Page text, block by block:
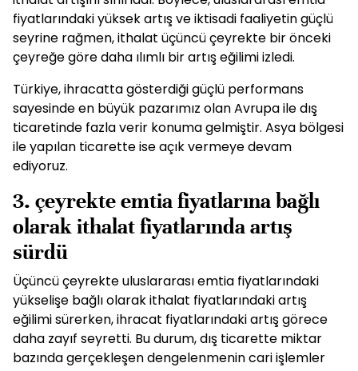
fiyatlarındaki yüksek artış ve iktisadi faaliyetin güçlü
seyrine rağmen, ithalat üçüncü çeyrekte bir önceki
çeyreğe göre daha ılımlı bir artış eğilimi izledi.
Türkiye, ihracatta gösterdiği güçlü performans
sayesinde en büyük pazarımız olan Avrupa ile dış
ticaretinde fazla verir konuma gelmiştir. Asya bölgesi
ile yapılan ticarette ise açık vermeye devam
ediyoruz.
3. çeyrekte emtia fiyatlarına bağlı
olarak ithalat fiyatlarında artış
sürdü
Üçüncü çeyrekte uluslararası emtia fiyatlarındaki
yükselişe bağlı olarak ithalat fiyatlarındaki artış
eğilimi sürerken, ihracat fiyatlarındaki artış görece
daha zayıf seyretti. Bu durum, dış ticarette miktar
bazında gerçekleşen dengelenmenin cari işlemler